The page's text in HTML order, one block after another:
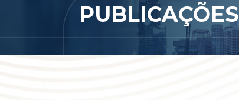
PUBLICAÇÕES